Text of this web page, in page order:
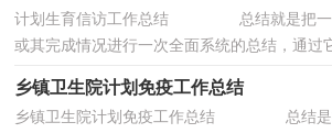
计划生育信访工作总结 总结就是把一
或其完成情况进行一次全面系统的总结，通过
乡镇卫生院计划免疫工作总结
乡镇卫生院计划免疫工作总结 总结是